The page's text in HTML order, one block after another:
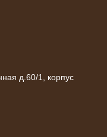
д.60/1, корпус